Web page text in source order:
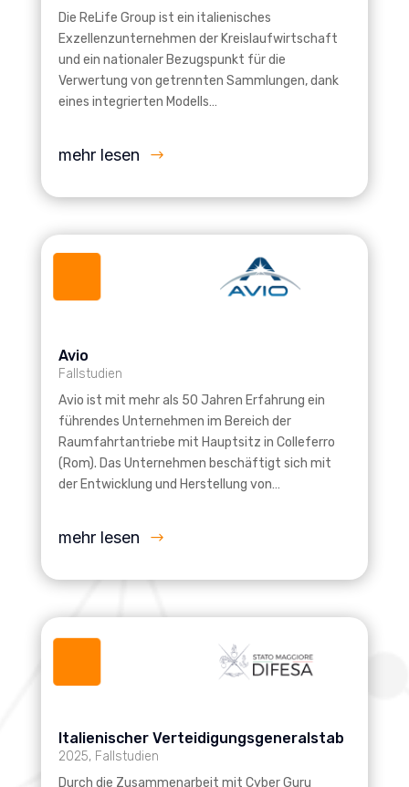
Die ReLife Group ist ein italienisches
Exzellenzunternehmen der Kreislaufwirtschaft
und ein nationaler Bezugspunkt für die
Verwertung von getrennten Sammlungen, dank
eines integrierten Modells…
mehr lesen
Avio
Fallstudien
Avio ist mit mehr als 50 Jahren Erfahrung ein
führendes Unternehmen im Bereich der
Raumfahrtantriebe mit Hauptsitz in Colleferro
(Rom). Das Unternehmen beschäftigt sich mit
der Entwicklung und Herstellung von…
mehr lesen
Italienischer Verteidigungsgeneralstab
2025, Fallstudien
Durch die Zusammenarbeit mit Cyber Guru